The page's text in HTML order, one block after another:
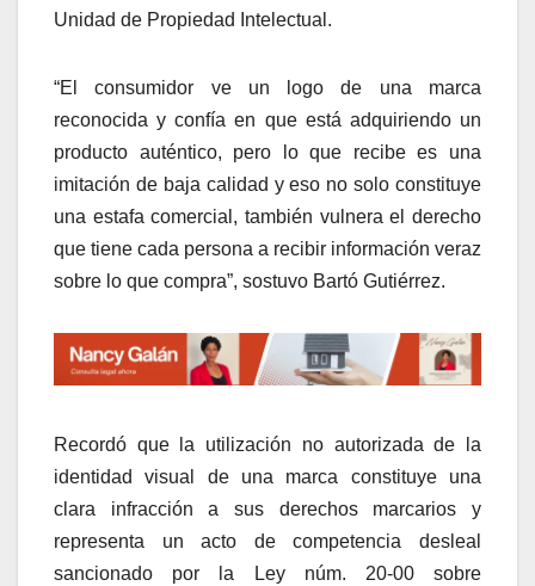
Unidad de Propiedad Intelectual.
“El consumidor ve un logo de una marca
reconocida y confía en que está adquiriendo un
producto auténtico, pero lo que recibe es una
imitación de baja calidad y eso no solo constituye
una estafa comercial, también vulnera el derecho
que tiene cada persona a recibir información veraz
sobre lo que compra”, sostuvo Bartó Gutiérrez.
Recordó que la utilización no autorizada de la
identidad visual de una marca constituye una
clara infracción a sus derechos marcarios y
representa un acto de competencia desleal
sancionado por la Ley núm. 20-00 sobre